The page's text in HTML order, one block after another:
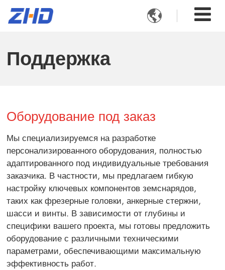

Поддержка
Оборудование под заказ
Мы специализируемся на разработке
персонализированного оборудования, полностью
адаптированного под индивидуальные требования
заказчика. В частности, мы предлагаем гибкую
настройку ключевых компонентов земснарядов,
таких как фрезерные головки, анкерные стержни,
шасси и винты. В зависимости от глубины и
специфики вашего проекта, мы готовы предложить
оборудование с различными техническими
параметрами, обеспечивающими максимальную
эффективность работ.